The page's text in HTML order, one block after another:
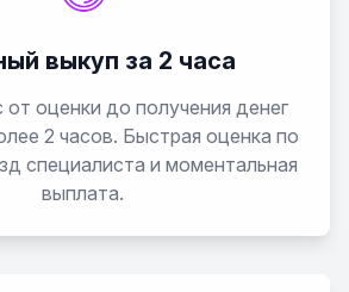
выкуп за 2 часа
от оценки до получения денег
2 часов. Быстрая оценка по
специалиста и моментальная
выплата.